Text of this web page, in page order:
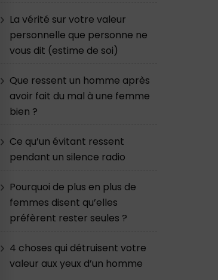
La vérité sur votre valeur
personnelle que personne ne
vous dit (estime de soi)
Que ressent un homme après
avoir fait du mal à une femme
bien ?
Ce qu’un évitant ressent
pendant un silence radio
Pourquoi de plus en plus de
femmes disent qu’elles
préfèrent rester seules ?
4 choses qui détruisent votre
valeur aux yeux d’un homme